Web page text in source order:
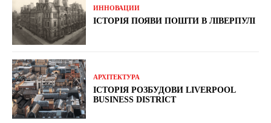
ИННОВАЦИИ
ІСТОРІЯ ПОЯВИ ПОШТИ В ЛІВЕРПУЛІ
АРХІТЕКТУРА
ІСТОРІЯ РОЗБУДОВИ LIVERPOOL
BUSINESS DISTRICT